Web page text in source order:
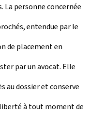
La personne concernée
entendue par le
de placement en
par un avocat. Elle
au dossier et conserve
à tout moment de